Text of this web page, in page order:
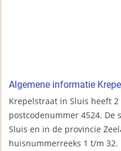
Algemene informatie
Krepelstraat in Sluis heeft
postcodenummer 4524.
Sluis en in de provincie
huisnummerreeks 1 t/m